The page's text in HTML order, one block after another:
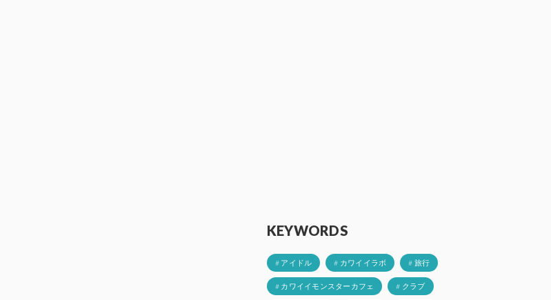
KEYWORDS
# アイドル # カワイイラボ # 旅行
# カワイイモンスターカフェ # クラブ